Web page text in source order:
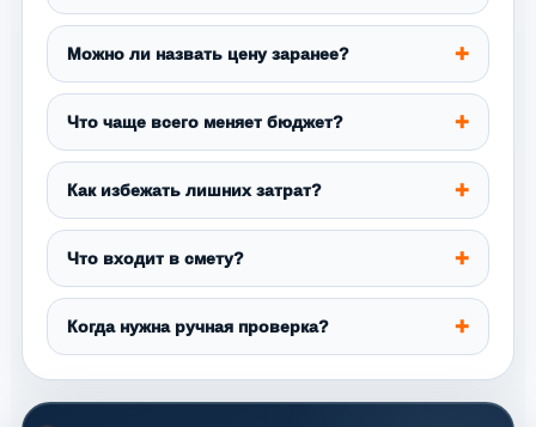
Можно ли назвать цену заранее?
Что чаще всего меняет бюджет?
Как избежать лишних затрат?
Что входит в смету?
Когда нужна ручная проверка?